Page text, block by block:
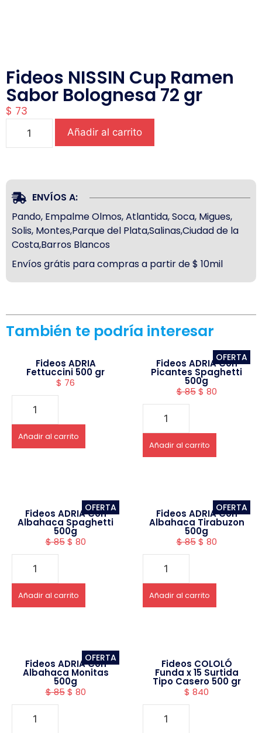
Fideos NISSIN Cup Ramen
Sabor Bolognesa 72 gr
$ 73
Añadir al carrito
ENVÍOS A:
Pando, Empalme Olmos, Atlantida, Soca, Migues,
Solis, Montes,Parque del Plata,Salinas,Ciudad de la
Costa,Barros Blancos
Envíos grátis para compras a partir de $ 10mil
También te podría interesar
Fideos ADRIA
Fettuccini 500 gr
$ 76
Añadir al carrito
OFERTA
Fideos ADRIA Con
Picantes Spaghetti
500g
$85 $ 80
Añadir al carrito
OFERTA
Fideos ADRIA Con
Albahaca Spaghetti
500g
$85 $ 80
Añadir al carrito
OFERTA
Fideos ADRIA Con
Albahaca Tirabuzon
500g
$85 $ 80
Añadir al carrito
OFERTA
Fideos ADRIA Con
Albahaca Monitas
500g
$85 $ 80
Fideos COLOLÓ
Funda x 15 Surtida
Tipo Casero 500 gr
$ 840